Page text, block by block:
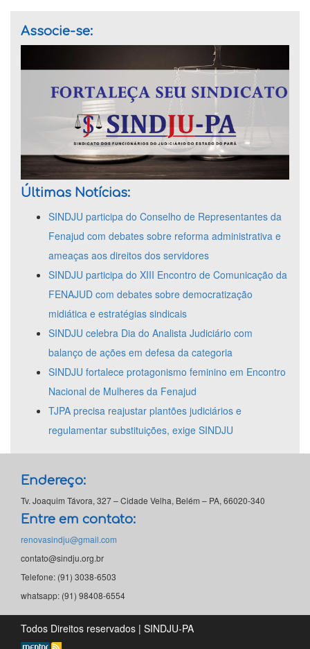
Associe-se:
Últimas Notícias:
SINDJU participa do Conselho de Representantes da
Fenajud com debates sobre reforma administrativa e
ameaças aos direitos dos servidores
SINDJU participa do XIII Encontro de Comunicação da
FENAJUD com debates sobre democratização
midiática e estratégias sindicais
SINDJU celebra Dia do Analista Judiciário com
balanço de ações em defesa da categoria
SINDJU fortalece protagonismo feminino em Encontro
Nacional de Mulheres da Fenajud
TJPA precisa reajustar plantões judiciários e
regulamentar substituições, exige SINDJU
Endereço:
Tv. Joaquim Távora, 327 – Cidade Velha, Belém – PA, 66020-340
Entre em contato:
renovasindju@gmail.com
contato@sindju.org.br
Telefone: (91) 3038-6503
whatsapp: (91) 98408-6554
Todos Direitos reservados | SINDJU-PA